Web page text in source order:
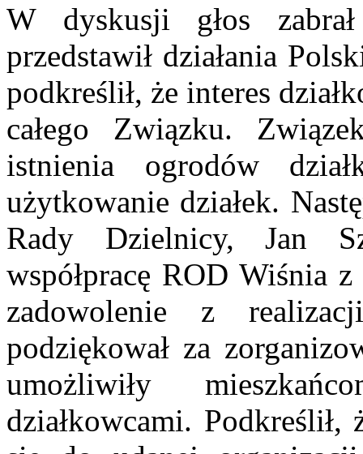
W dyskusji głos
przedstawił działania
podkreślił, że interes
całego Związku.
istnienia ogrodów
użytkowanie działek.
Rady Dzielnicy, Jan
współpracę ROD Wiśnia
zadowolenie z
podziękował za
umożliwiły
działkowcami. Podkreślił,